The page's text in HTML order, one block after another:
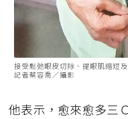
接受鬆弛眼皮切除、提眼肌縮短
記者蔡容喬／攝影
他表示，愈來愈多三